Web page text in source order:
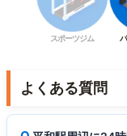
スポーツジム
よくある質問